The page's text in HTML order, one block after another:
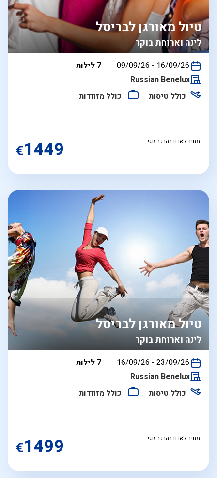
לינה וארוחת בוקר
טיול מאורגן לבריסל
בין
09/09/26 - 16/09/26
7 לילות
Russian Benelux
כולל טיסות
כולל מזוודות
מחיר לאדם בהרכב זוגי €1449
לינה וארוחת בוקר
טיול מאורגן לבריסל
בין
16/09/26 - 23/09/26
7 לילות
Russian Benelux
כולל טיסות
כולל מזוודות
מחיר לאדם בהרכב זוגי €1499